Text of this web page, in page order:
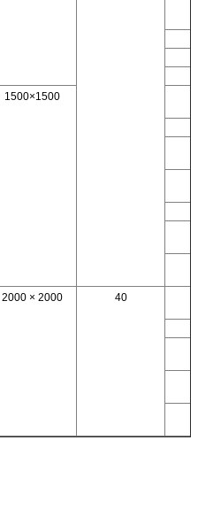
1500×1500
2000 × 2000 40